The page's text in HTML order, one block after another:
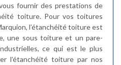
fournir des prestations de
toiture. Pour vos toitures
l’étanchéité toiture est
une sous toiture et un pare-
ce qui est le plus
l’étanchéité toiture par nos